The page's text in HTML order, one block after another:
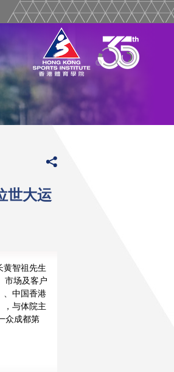
世大运
黄智祖先生
市场及客户
、中国香港
，与体院主
众成都第
更多
更多